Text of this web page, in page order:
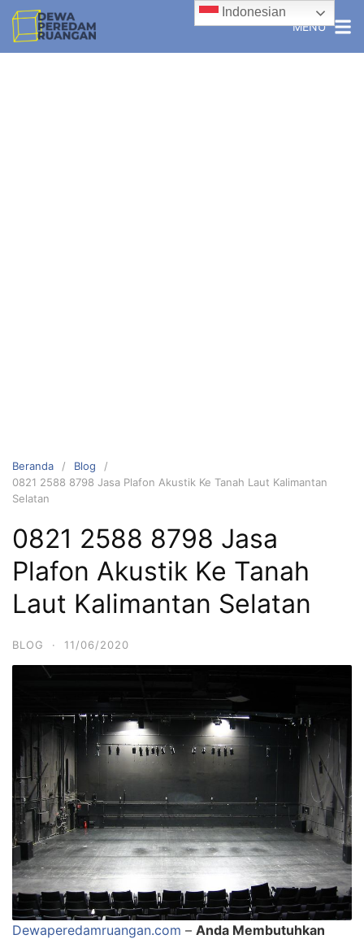
MENU
Beranda
Blog
0821 2588 8798 Jasa Plafon Akustik Ke Tanah Laut Kalimantan
Selatan
0821 2588 8798 Jasa
Plafon Akustik Ke Tanah
Laut Kalimantan Selatan
BLOG · 11/06/2020
Dewaperedamruangan.com – Anda Membutuhkan
Indonesian